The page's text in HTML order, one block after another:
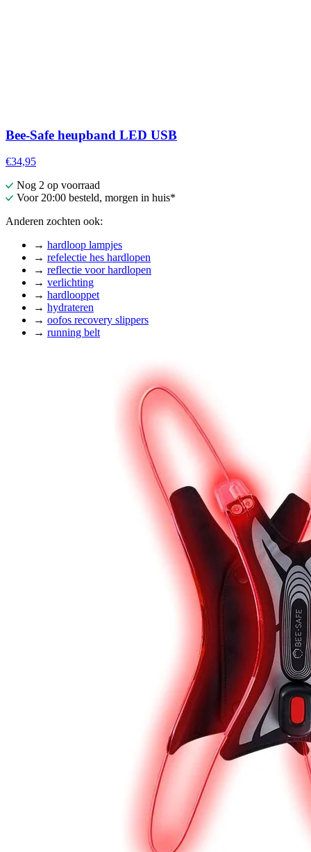
Bee-Safe heupband LED USB
€34,95
Nog 2 op voorraad
Voor 20:00 besteld, morgen in huis*
Anderen zochten ook:
→ hardloop lampjes
→ refelectie hes hardlopen
→ reflectie voor hardlopen
→ verlichting
→ hardlooppet
→ hydrateren
→ oofos recovery slippers
→ running belt